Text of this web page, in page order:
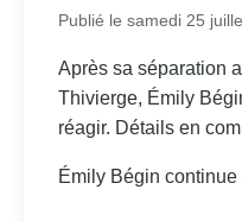
Publié le samedi 25
Après sa séparation
Thivierge, Émily
réagir. Détails en
Émily Bégin